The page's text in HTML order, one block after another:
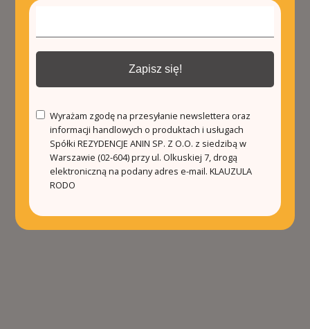
Zapisz się!
Wyrażam zgodę na przesyłanie newslettera oraz
informacji handlowych o produktach i usługach
Spółki REZYDENCJE ANIN SP. Z O.O. z siedzibą w
Warszawie (02-604) przy ul. Olkuskiej 7, drogą
elektroniczną na podany adres e-mail.KLAUZULA
RODO